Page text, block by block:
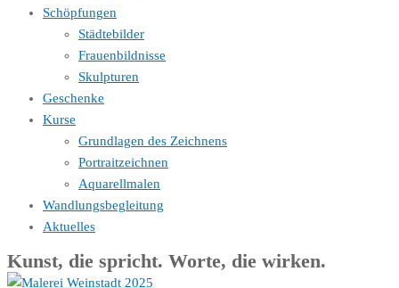
Schöpfungen
Städtebilder
Frauenbildnisse
Skulpturen
Geschenke
Kurse
Grundlagen des Zeichnens
Portraitzeichnen
Aquarellmalen
Wandlungsbegleitung
Aktuelles
Kunst, die spricht. Worte, die wirken.